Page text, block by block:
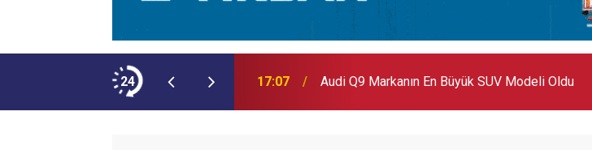
24
NEOPLAN Skyliner Ekledi 17:07 Audi Q9 Markanın En Büyük SUV Modeli Oldu